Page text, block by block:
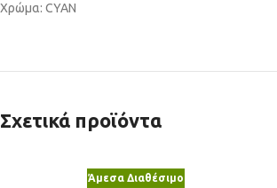
Χρώμα: CYAN
Σχετικά προϊόντα
Άμεσα Διαθέσιμο